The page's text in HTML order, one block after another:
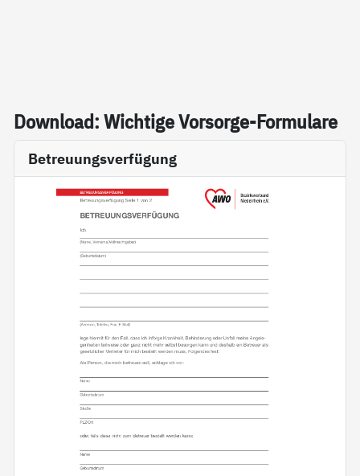
Down­load: Wich­ti­ge Vor­sor­ge-For­mu­la­re
Betreuungsverfügung